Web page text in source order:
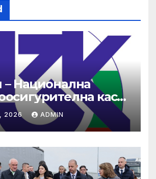
Национална
каса
2026 ADMIN